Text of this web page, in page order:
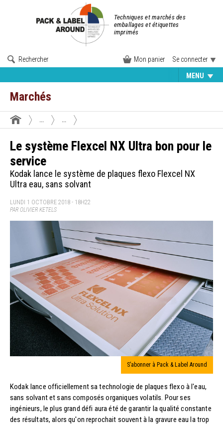
Techniques et marchés des
emballages et étiquettes
imprimés
Rechercher Mon panier Se connecter
MENU
Marchés
Le système Flexcel NX Ultra bon pour le
service
Kodak lance le système de plaques flexo Flexcel NX
Ultra eau, sans solvant
LUNDI 1 OCTOBRE 2018 - 18H22
PAR OLIVIER KETELS
S’abonner à Pack & Label Around
Kodak lance officiellement sa technologie de plaques flexo à l'eau,
sans solvant et sans composés organiques volatils. Pour ses
ingénieurs, le plus grand défi aura été de garantir la qualité constante
des résultats, alors qu'on reprochait souvent à la gravure eau la trop